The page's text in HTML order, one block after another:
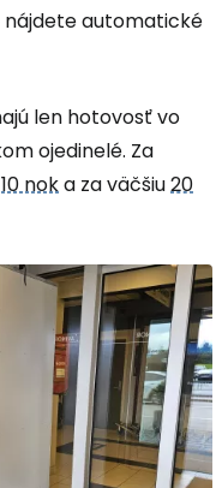
nájdete automatické
len hotovosť vo
ojedinelé. Za
10 noka za väčšiu20